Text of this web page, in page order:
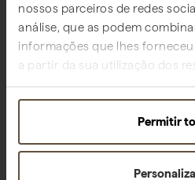
nossos parceiros de redes
análise, que as podem
informações que lhes
a partir da sua utilização dos
Permitir